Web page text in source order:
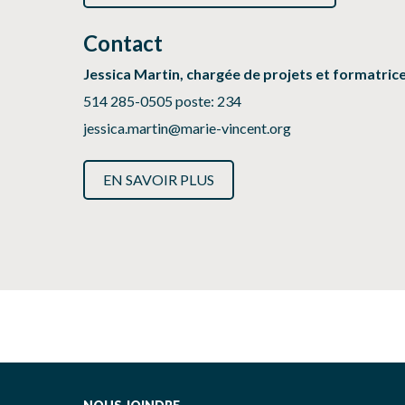
Contact
Jessica Martin, chargée de projets et
514 285-0505 poste: 234
jessica.martin@marie-vincent.org
EN SAVOIR PLUS